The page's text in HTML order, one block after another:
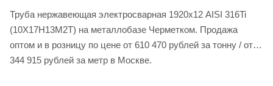
Труба нержавеющая электросварная 1920х12 AISI 316Ti
(10Х17Н13М2Т) на металлобазе Черметком. Продажа
оптом и в розницу по цене от 610 470 рублей за тонну / от
344 915 рублей за метр в Москве.